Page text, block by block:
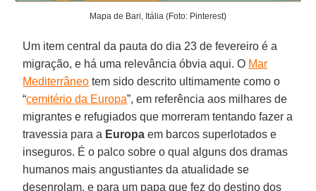
Mapa de Bari, Itália (Foto: Pinterest)
Um item central da pauta do dia 23 de fevereiro é a
migração, e há uma relevância óbvia aqui. O Mar
Mediterrâneo tem sido descrito ultimamente como o
“cemitério da Europa”, em referência aos milhares de
migrantes e refugiados que morreram tentando fazer a
travessia para a Europa em barcos superlotados e
inseguros. É o palco sobre o qual alguns dos dramas
humanos mais angustiantes da atualidade se
desenrolam, e para um papa que fez do destino dos